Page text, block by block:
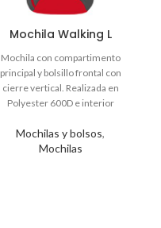
Mochila Walking L
Mochilas y bolsos,
Mochilas
Mochila con compartimento
principal y bolsillo frontal con
cierre vertical. Realizada en
Polyester 600D e interior
14,5 cm. Capacidad: 20 Lts.